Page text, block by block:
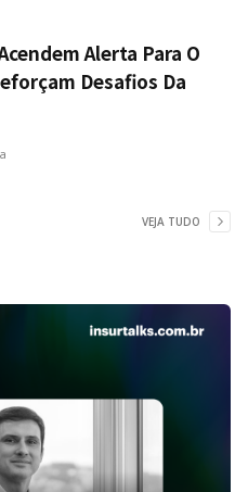
Alerta Para O
Desafios Da
VEJA TUDO